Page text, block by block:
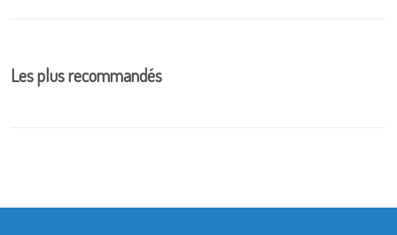
Les plus recommandés